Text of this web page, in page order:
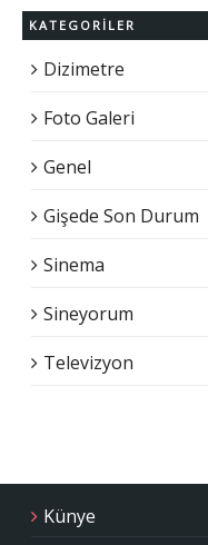
KATEGORILER
Dizimetre
Foto Galeri
Genel
Gişede Son Durum
Sinema
Sineyorum
Televizyon
Künye